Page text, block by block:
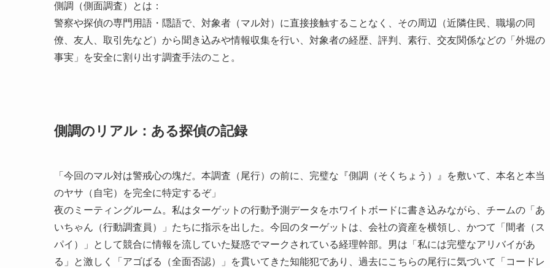
側調（側面調査）とは：
警察や探偵の専門用語・隠語で、対象者（マル対）に直接接触することなく、その周辺（近隣住民、職場の同
僚、友人、取引先など）から聞き込みや情報収集を行い、対象者の経歴、評判、素行、交友関係などの「外堀の
事実」を安全に割り出す調査手法のこと。
側調のリアル：ある探偵の記録
「今回のマル対は警戒心の塊だ。本調査（尾行）の前に、完璧な『側調（そくちょう）』を敷いて、本名と本当
のヤサ（自宅）を完全に特定するぞ」
夜のミーティングルーム。私はターゲットの行動予測データをホワイトボードに書き込みながら、チームの「あ
いちゃん（行動調査員）」たちに指示を出した。今回のターゲットは、会社の資産を横領し、かつて「間者（ス
パイ）」として競合に情報を流していた疑惑でマークされている経理幹部。男は「私には完璧なアリバイがあ
る」と激しく「アゴばる（全面否認）」を貫いてきた知能犯であり、過去にこちらの尾行に気づいて「コードレ